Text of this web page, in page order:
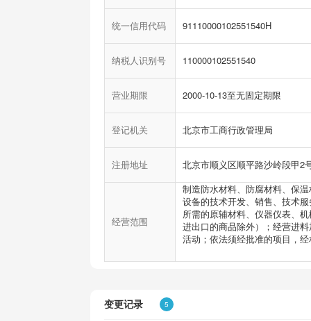
统一信用代码 91110000102551540H
纳税人识别号 110000102551540
营业期限 2000-10-13至无固定期限
登记机关 北京市工商行政管理局
注册地址 北京市顺义区顺平路沙岭段甲2
经营范围
制造防水材料、防腐材料、保
设备的技术开发、销售、技术
所需的原辅材料、仪器仪表、
进出口的商品除外）；经营进
活动；依法须经批准的项目，
变更记录 5